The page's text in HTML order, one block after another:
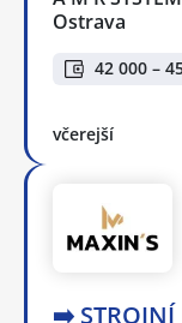
Ostrava
42 000 –
včerejší
➡️